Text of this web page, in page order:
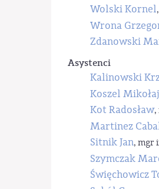
Wolski Kornel
Wrona
Zdanowski
Asystenci
Kalinowski
Koszel Mikołaj
Kot Radosław,
Martinez
Sitnik Jan, mgr
Szymczak
Święchowicz